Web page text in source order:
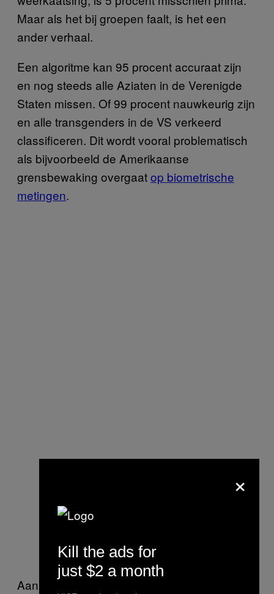
Maar als het bij groepen faalt, is het een
ander verhaal.
Een algoritme kan 95 procent accuraat zijn
en nog steeds alle Aziaten in de Verenigde
Staten missen. Of 99 procent nauwkeurig zijn
en alle transgenders in de VS verkeerd
classificeren. Dit wordt vooral problematisch
als bijvoorbeeld de Amerikaanse
grensbewaking overgaatop biometrische
metingen.
was going to be a problem.
September 21, 2015
Aan de grens hebben we al gezien hoe het
×
Kill the ads for
just $2 a month